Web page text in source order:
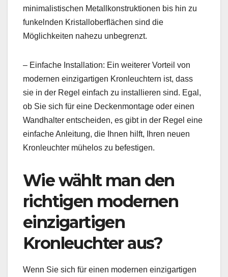
minimalistischen Metallkonstruktionen bis hin zu
funkelnden Kristalloberflächen sind die
Möglichkeiten nahezu unbegrenzt.
– Einfache Installation: Ein weiterer Vorteil von
modernen einzigartigen Kronleuchtern ist, dass
sie in der Regel einfach zu installieren sind. Egal,
ob Sie sich für eine Deckenmontage oder einen
Wandhalter entscheiden, es gibt in der Regel eine
einfache Anleitung, die Ihnen hilft, Ihren neuen
Kronleuchter mühelos zu befestigen.
Wie wählt man den
richtigen modernen
einzigartigen
Kronleuchter aus?
Wenn Sie sich für einen modernen einzigartigen